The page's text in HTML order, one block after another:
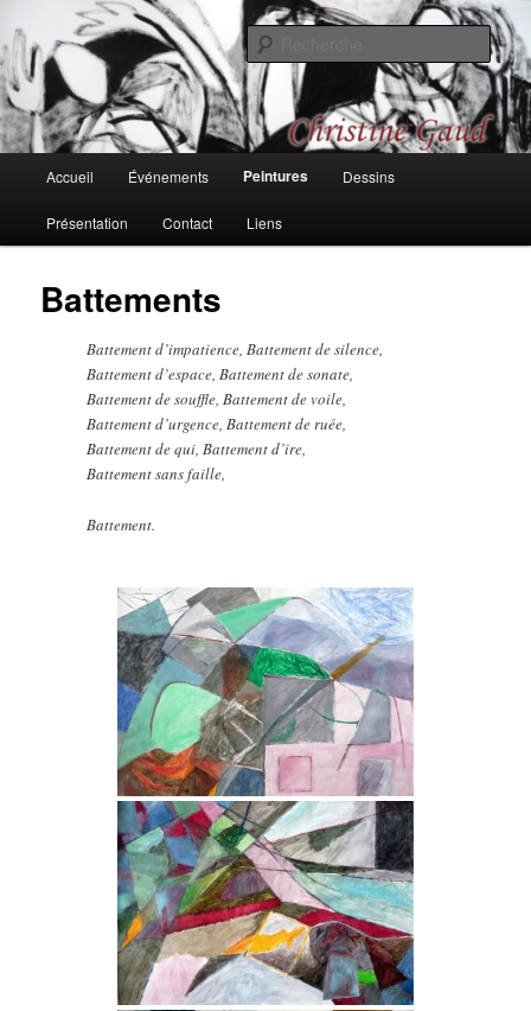
au
contenu
principalChristine Gaud, peintures et
dessins
Une recherche sur les couleurs, les formes, les rythmes, passages et
bifurcations
principal
Accueil Événements Peintures Dessins
Présentation Contact Liens
Battements
Battement d’impatience, Battement de silence,
Battement d’espace, Battement de sonate,
Battement de souffle, Battement de voile,
Battement d’urgence, Battement de ruée,
Battement de qui, Battement d’ire,
Battement sans faille,
Battement.